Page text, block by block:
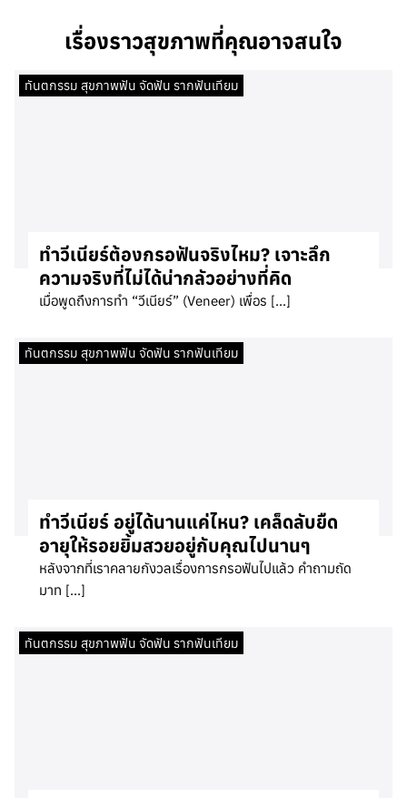
เรื่องราวสุขภาพที่คุณอาจสนใจ
ทันตกรรม สุขภาพฟัน จัดฟัน รากฟันเทียม
ทำวีเนียร์ต้องกรอฟันจริงไหม? เจาะลึก
ความจริงที่ไม่ได้น่ากลัวอย่างที่คิด
เมื่อพูดถึงการทำ “วีเนียร์” (Veneer) เพื่อร […]
ทันตกรรม สุขภาพฟัน จัดฟัน รากฟันเทียม
ทำวีเนียร์ อยู่ได้นานแค่ไหน? เคล็ดลับยืด
อายุให้รอยยิ้มสวยอยู่กับคุณไปนานๆ
หลังจากที่เราคลายกังวลเรื่องการกรอฟันไปแล้ว คำถามถัด
มาท […]
ทันตกรรม สุขภาพฟัน จัดฟัน รากฟันเทียม